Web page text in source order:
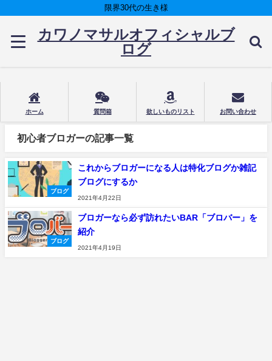
限界30代の生き様
カワノマサルオフィシャルブ
ログ
ホーム 質問箱 欲しいものリスト お問い合わせ
初心者ブロガーの記事一覧
ブログ
これからブロガーになる人は特化ブログか雑記
ブログにするか
2021年4月22日
ブログ
ブロガーなら必ず訪れたいBAR「ブロバー」を
紹介
2021年4月19日